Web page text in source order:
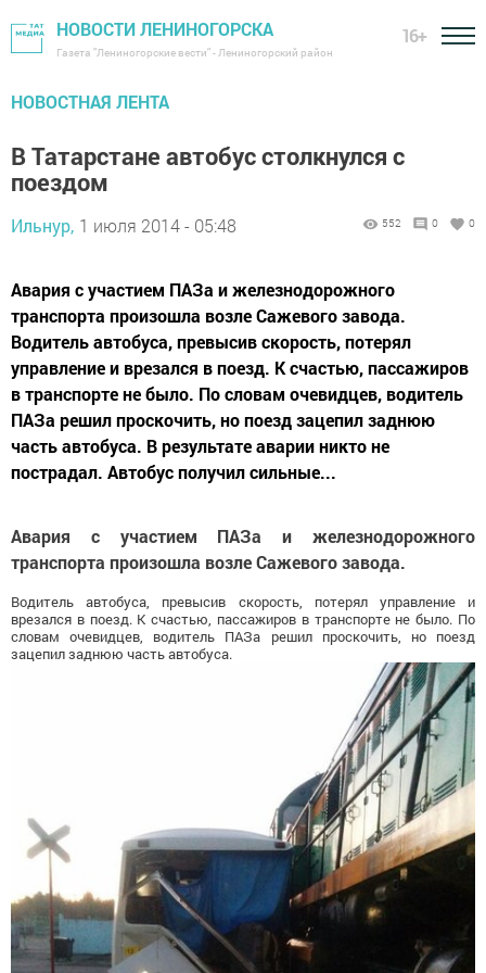
НОВОСТИ ЛЕНИНОГОРСКА
Газета "Лениногорские вести" - Лениногорский район
16+
НОВОСТНАЯ ЛЕНТА
В Татарстане автобус столкнулся с
поездом
Ильнур, 1 июля 2014 - 05:48 552 0 0
Авария с участием ПАЗа и железнодорожного
транспорта произошла возле Сажевого завода.
Водитель автобуса, превысив скорость, потерял
управление и врезался в поезд. К счастью, пассажиров
в транспорте не было. По словам очевидцев, водитель
ПАЗа решил проскочить, но поезд зацепил заднюю
часть автобуса. В результате аварии никто не
пострадал. Автобус получил сильные...
Авария с участием ПАЗа и железнодорожного
транспорта произошла возле Сажевого завода.
Водитель автобуса, превысив скорость, потерял управление и
врезался в поезд. К счастью, пассажиров в транспорте не было. По
словам очевидцев, водитель ПАЗа решил проскочить, но поезд
зацепил заднюю часть автобуса.